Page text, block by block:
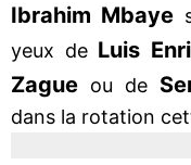
Ibrahim Mbaye
yeux de Luis
Zague ou de
dans la rotation